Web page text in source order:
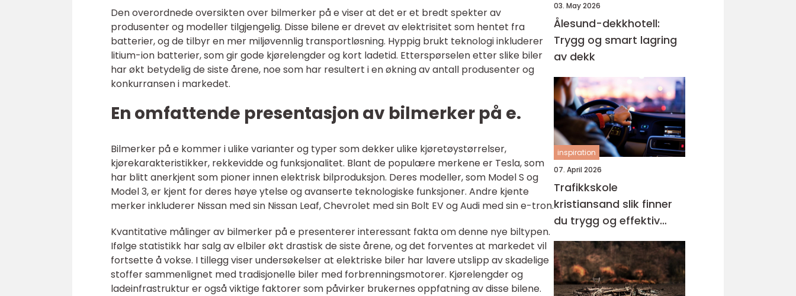
Den overordnede oversikten over bilmerker på e viser at det er et bredt spekter av
produsenter og modeller tilgjengelig. Disse bilene er drevet av elektrisitet som hentet fra
batterier, og de tilbyr en mer miljøvennlig transportløsning. Hyppig brukt teknologi inkluderer
litium-ion batterier, som gir gode kjørelengder og kort ladetid. Etterspørselen etter slike biler
har økt betydelig de siste årene, noe som har resultert i en økning av antall produsenter og
konkurransen i markedet.
En omfattende presentasjon av bilmerker på e.
Bilmerker på e kommer i ulike varianter og typer som dekker ulike kjøretøystørrelser,
kjørekarakteristikker, rekkevidde og funksjonalitet. Blant de populære merkene er Tesla, som
har blitt anerkjent som pioner innen elektrisk bilproduksjon. Deres modeller, som Model S og
Model 3, er kjent for deres høye ytelse og avanserte teknologiske funksjoner. Andre kjente
merker inkluderer Nissan med sin Nissan Leaf, Chevrolet med sin Bolt EV og Audi med sin e-tron.
Kvantitative målinger av bilmerker på e presenterer interessant fakta om denne nye biltypen.
Ifølge statistikk har salg av elbiler økt drastisk de siste årene, og det forventes at markedet vil
fortsette å vokse. I tillegg viser undersøkelser at elektriske biler har lavere utslipp av skadelige
stoffer sammenlignet med tradisjonelle biler med forbrenningsmotorer. Kjørelengder og
ladeinfrastruktur er også viktige faktorer som påvirker brukernes oppfatning av disse bilene.
03. May 2026
Ålesund-dekkhotell:
Trygg og smart lagring
av dekk
inspiration
07. April 2026
Trafikkskole
kristiansand slik finner
du trygg og effektiv
opplæring